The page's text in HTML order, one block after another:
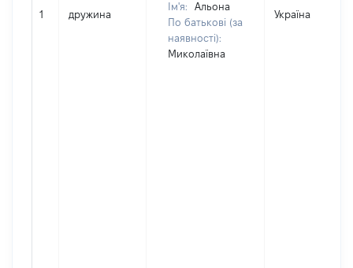
1 дружина
Ім'я:
Альона
По батькові (за
наявності):
Миколаївна
Україна